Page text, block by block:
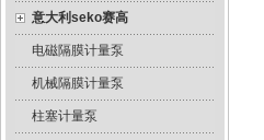
意大利seko赛高
电磁隔膜计量泵
机械隔膜计量泵
柱塞计量泵